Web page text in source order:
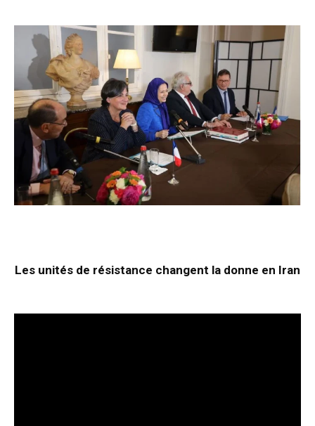
Les unités de résistance changent la donne en Iran